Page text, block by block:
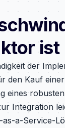
ist
der
den Kauf
eines
Integration
a-Service-